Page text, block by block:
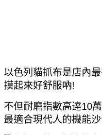
以色列貓抓布是店內
摸起來好舒服吶!
不但耐磨指數高逹10
最適合現代人的機能